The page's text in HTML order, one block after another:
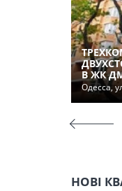
В ЖК
Одесса,
НОВІ